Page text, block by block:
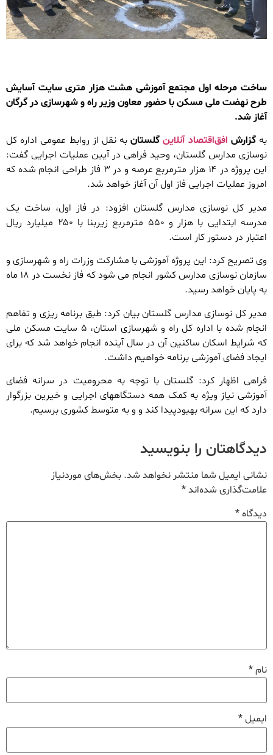
ساخت مرحله اول مجتمع آموزشی هشت هزار متری سایت آسایش
طرح نهضت ملی مسکن با حضور معاون وزیر راه و شهرسازی در گرگان
آغاز شد.
به گزارش افق‌اقتصاد آنلاینگلستانبه نقل از روابط عمومی اداره کل
نوسازی مدارس گلستان، وحید فراهی در آیین عملیات اجرایی گفت:
این پروژه در ۱۴ هزار مترمربع عرصه و در ۳ فاز طراحی انجام شده که
امروز عملیات اجرایی فاز اول آن آغاز خواهد شد.
مدیر کل نوسازی مدارس گلستان افزود: در فاز اول، ساخت یک
مدرسه ابتدایی با هزار و ۵۵۰ مترمربع زیربنا با ۲۵۰ میلیارد ریال
اعتبار در دستور کار است.
وی تصریح کرد: این پروژه آموزشی با مشارکت وزرات راه و شهرسازی و
سازمان نوسازی مدارس کشور انجام می شود که فاز نخست در ۱۸ ماه
به پایان خواهد رسید.
مدیر کل نوسازی مدارس گلستان بیان کرد: طبق برنامه ریزی و تفاهم
انجام شده با اداره کل راه و شهرسازی استان، ۵ سایت مسکن ملی
که شرایط اسکان ساکنین آن در سال آینده انجام خواهد شد که برای
ایجاد فضای آموزشی برنامه خواهیم داشت.
فراهی اظهار کرد: گلستان با توجه به محرومیت در سرانه فضای
آموزشی نیاز ویژه به کمک همه دستگاههای اجرایی و خیرین بزرگوار
دارد که این سرانه بهبودپیدا کند و و به متوسط کشوری برسیم.
دیدگاهتان را بنویسید
نشانی ایمیل شما منتشر نخواهد شد. بخش‌های موردنیاز
علامت‌گذاری شده‌اند*
دیدگاه*
نام*
ایمیل*